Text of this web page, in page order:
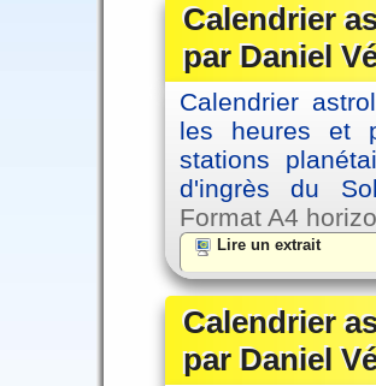
Calendrier
par Daniel
Calendrier
les heures et
stations
d'ingrès du
Format A4
Lire un extrait
Calendrier
par Daniel